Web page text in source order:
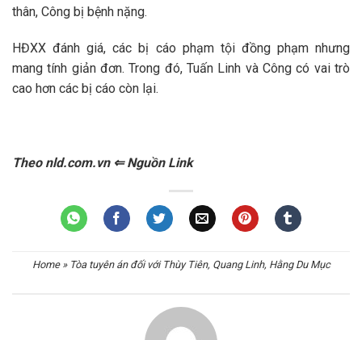
thân, Công bị bệnh nặng.
HĐXX đánh giá, các bị cáo phạm tội đồng phạm nhưng
mang tính giản đơn. Trong đó, Tuấn Linh và Công có vai trò
cao hơn các bị cáo còn lại.
Theo nld.com.vn ⇐ Nguồn Link
Home» Tòa tuyên án đối với Thùy Tiên, Quang Linh, Hằng Du Mục